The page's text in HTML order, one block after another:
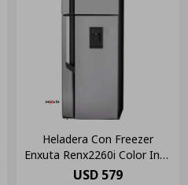
Heladera Con Freezer
Enxuta Renx2260i Color Inox
Con Capacidad De 258l 220v
USD 579